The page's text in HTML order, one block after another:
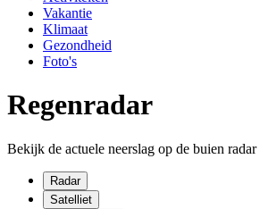
Vakantie
Klimaat
Gezondheid
Foto's
Regenradar
Bekijk de actuele neerslag op de buien
Radar
Satelliet